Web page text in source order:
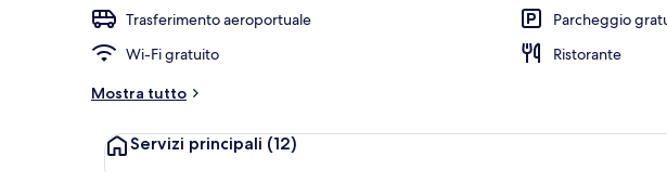
Trasferimento aeroportuale
Parcheggio
Wi-Fi gratuito
Ristorante
Mostra tutto
Servizi principali (12)